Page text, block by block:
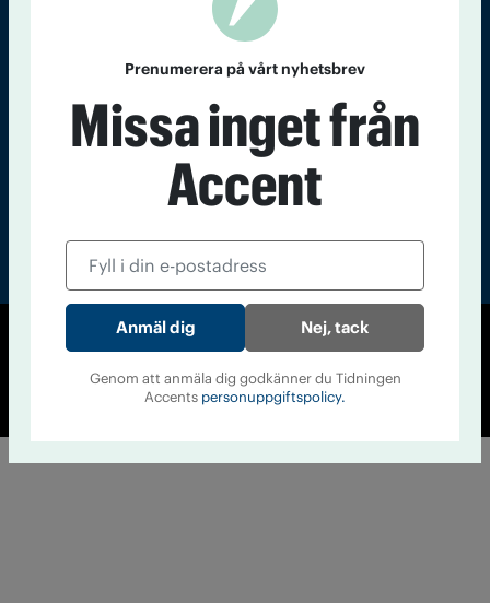
nummer av
Accent
© Tidningen Accent 2026
Cookiepolicy
Personuppgiftspolicy
Prenumerera på vårt nyhetsbrev
Missa inget från
Accent
Nej, tack
Genom att anmäla dig godkänner du Tidningen
Accents personuppgiftspolicy.